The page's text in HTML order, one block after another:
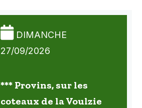
DIMANCHE
27/09/2026
*** Provins, sur les
coteaux de la Voulzie